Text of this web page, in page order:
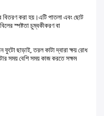
করা হয়।এটি পাতলা এবং ছোট
স্পষ্টতা চুম্বকীকরণ বা
ফুটো ছাড়াই, তরল কাটা দ্বারা ক্ষয় রোধ
সময় বেশি সময় কাজ করতে সক্ষম